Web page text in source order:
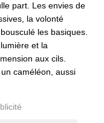
part. Les envies de
la volonté
les basiques.
et la
aux cils.
caméléon, aussi